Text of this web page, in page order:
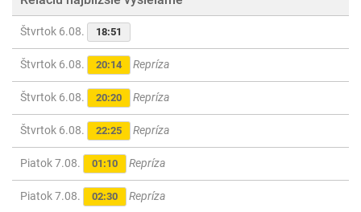
Štvrtok 6.08. 18:51
Štvrtok 6.08. 20:14 Repríza
Štvrtok 6.08. 20:20 Repríza
Štvrtok 6.08. 22:25 Repríza
Piatok 7.08. 01:10 Repríza
Piatok 7.08. 02:30 Repríza